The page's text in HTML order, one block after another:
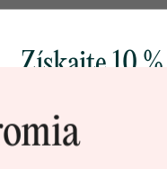
VYBERTE FONT
Napíšte iniciály/text
Získajte 10